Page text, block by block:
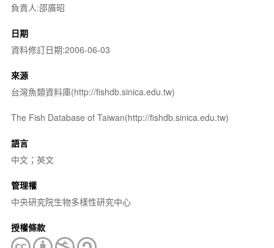
負責人:邵廣昭
日期
資料修訂日期:2006-06-03
來源
台灣魚類資料庫(http://fishdb.sinica.edu.tw)
The Fish Database of Taiwan(http://fishdb.sinica.edu.tw)
語言
中文；英文
管理權
中央研究院生物多樣性研究中心
授權條款